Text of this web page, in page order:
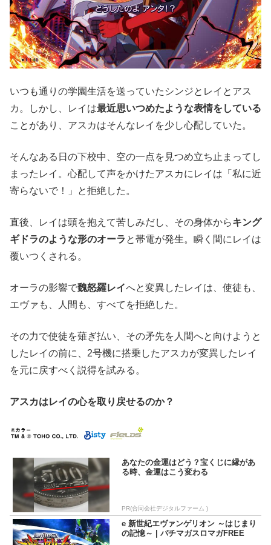
いつも通りの学園生活を送っていたシンジとレイとアス
カ。しかし、レイは最近思いつめたような表情をしている
ことがあり、アスカはそんなレイを少し心配していた。
そんなある日の下校中、空の一点を見つめ立ち止まってし
まったレイ。心配して声をかけたアスカにレイは「私に近
寄らないで！」と拒絶した。
直後、レイは頭を抱えて苦しみだし、その身体からキング
ギドラのような形のオーラ と帯電が発生。瞬く間にレイは
覆いつくされる。
オーラの影響で魏怒羅レイへと変異したレイは、使徒も、
エヴァも、人間も、すべてを拒絶した。
その力で使徒を薙ぎ払い、その矛先を人間へと向けようと
したレイの前に、2号機に搭乗したアスカが変異したレイ
を元に戻すべく説得を試みる。
アスカはレイの心を取り戻せるのか？
あなたの金運はどう？宝くじに縁があ
る時、金運はこう変わる
PR(合同会社デジタルファーム )
e 新世紀エヴァンゲリオン ～はじまり
の記憶～ | パチマガスロマガFREE